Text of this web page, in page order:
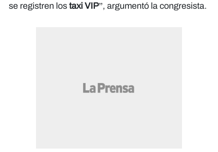
se registren los taxi VIP”, argumentó la congresista.